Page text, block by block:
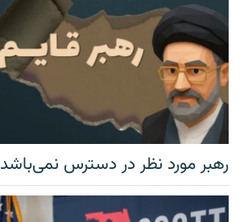
رهبر مورد نظر در دسترس نمی‌باشد